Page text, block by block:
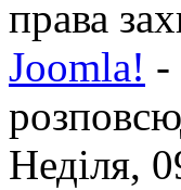
права
Joomla! -
Неділя,